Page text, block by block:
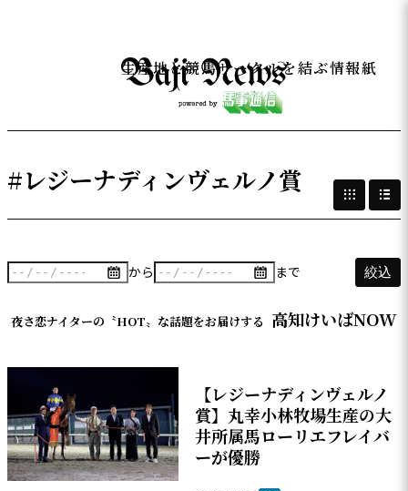
生産地と競馬サークルを結ぶ情報紙
#レジーナディンヴェルノ賞
から まで 絞込
夜さ恋ナイターの〝HOT〟な話題をお届けする 高知けいばNOW
【レジーナディンヴェルノ
賞】丸幸小林牧場生産の大
井所属馬ローリエフレイバ
ーが優勝